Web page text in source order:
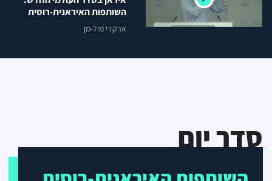
השותפות האיראנית-רוסית
מהזווית הרוסית
ארקדי מיל-מן
סדר יום